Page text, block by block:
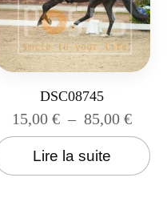
DSC08745
15,00€ – 85,00€
Lire la suite